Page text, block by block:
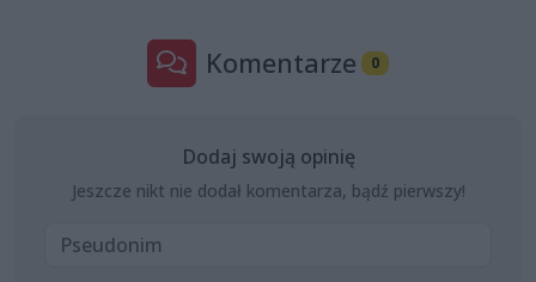
Komentarze 0
Dodaj swoją opinię
Jeszcze nikt nie dodał komentarza, bądź pierwszy!